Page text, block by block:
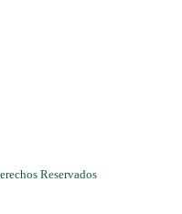
Reservados